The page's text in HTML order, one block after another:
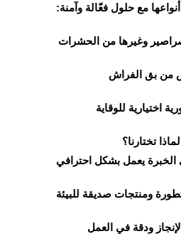
مع حلول فعّالة وآمنة:
وغيرها من الحشرات
من بق الفراش
اختيارية للوقاية
لماذا تختارنا؟
يعمل بشكل احترافي
ومنتجات صديقة للبيئة
ودقة في العمل